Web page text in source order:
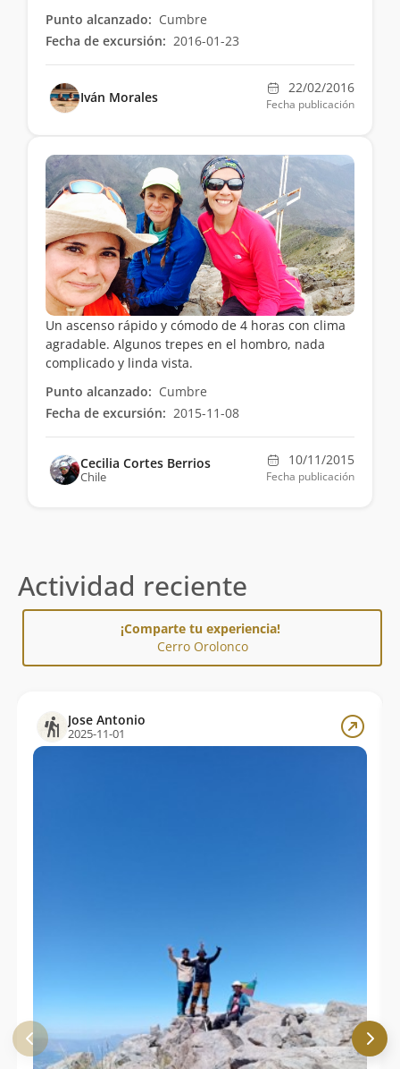
Punto alcanzado: Cumbre
Fecha de excursión: 2016-01-23
Iván Morales
22/02/2016
Fecha publicación
Un ascenso rápido y cómodo de 4 horas con clima
agradable. Algunos trepes en el hombro, nada
complicado y linda vista.
Punto alcanzado: Cumbre
Fecha de excursión: 2015-11-08
Cecilia Cortes Berrios
Chile
10/11/2015
Fecha publicación
Actividad reciente
¡Comparte tu experiencia!
Cerro Orolonco
Jose Antonio
2025-11-01